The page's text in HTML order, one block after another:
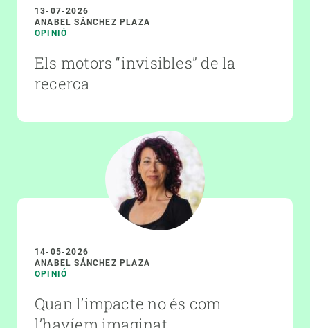
13-07-2026
ANABEL SÁNCHEZ PLAZA
OPINIÓ
Els motors “invisibles” de la
recerca
14-05-2026
ANABEL SÁNCHEZ PLAZA
OPINIÓ
Quan l’impacte no és com
l’havíem imaginat